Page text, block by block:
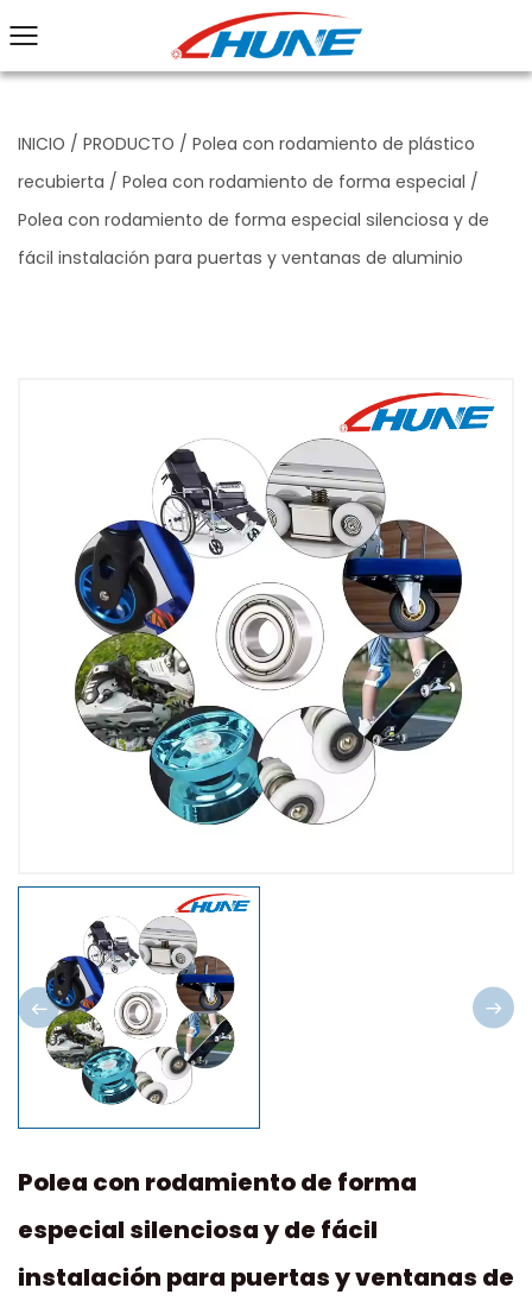
INICIO / PRODUCTO / Polea con rodamiento de plástico
recubierta / Polea con rodamiento de forma especial /
Polea con rodamiento de forma especial silenciosa y de
fácil instalación para puertas y ventanas de aluminio
Polea con rodamiento de forma
especial silenciosa y de fácil
instalación para puertas y ventanas de